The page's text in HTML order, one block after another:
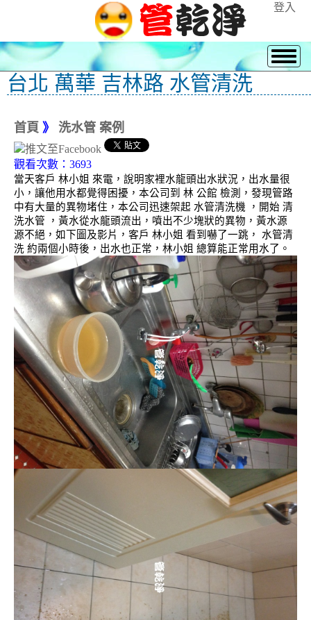
登入
台北 萬華 吉林路 水管清洗
首頁 》 洗水管 案例
觀看次數：3693
當天客戶 林小姐 來電，說明家裡水龍頭出水狀況，出水量很
小，讓他用水都覺得困擾，本公司到 林 公館 檢測，發現管路
中有大量的異物堵住，本公司迅速架起 水管清洗機 ，開始 清
洗水管 ，黃水從水龍頭流出，噴出不少塊狀的異物，黃水源
源不絕，如下圖及影片，客戶 林小姐 看到嚇了一跳， 水管清
洗 約兩個小時後，出水也正常，林小姐 總算能正常用水了。